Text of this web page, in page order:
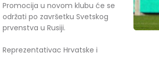
Promocija u novom klubu će se
održati po završetku Svetskog
prvenstva u Rusiji.
Reprezentativac Hrvatske i